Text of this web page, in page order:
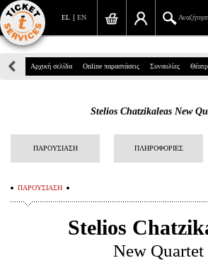
EN
EL
Πανεπιστημίου 39, Αθήνα
info@ticketservices.gr
Αναζήτηση
Παραγγελία
Αναζήτηση παραγγελίας
Προσωπικά Δεδομένα
Αρχική σελίδα Online παραστάσεις Συναυλίες
Stelios Chatzikaleas New
ΠΑΡΟΥΣΙΑΣΗ ΠΛΗΡΟΦΟΡΙΕΣ
ΠΑΡΟΥΣΙΑΣΗ
Stelios
New Quartet